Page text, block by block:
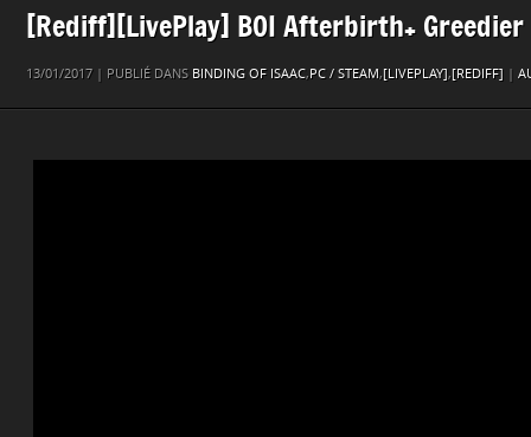
[Rediff][LivePlay] BOI Afterbirth+ Greedier
13/01/2017 | PUBLIÉ DANS BINDING OF ISAAC,PC / STEAM,[LIVEPLAY],[REDIFF]